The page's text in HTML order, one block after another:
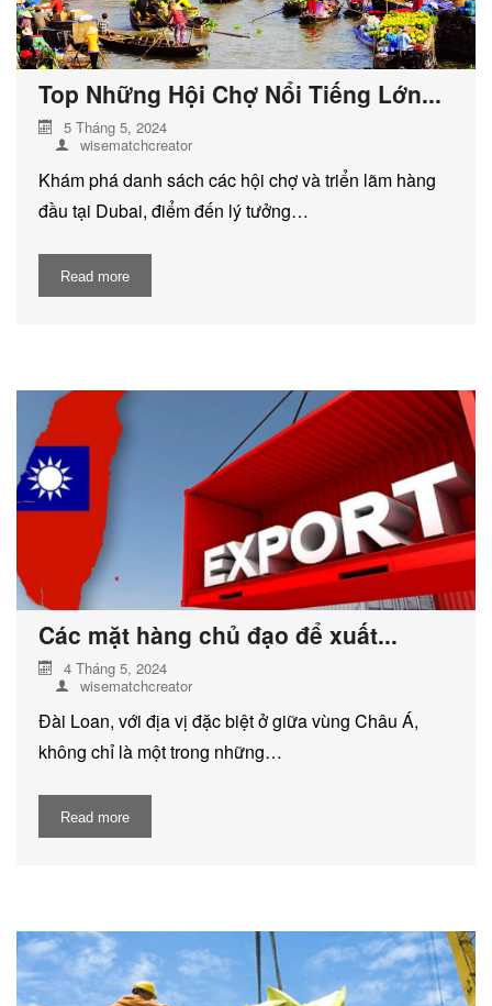
Top Những Hội Chợ Nổi Tiếng Lớn...
5 Tháng 5, 2024
wisematchcreator
Khám phá danh sách các hội chợ và triển lãm hàng
đầu tại Dubai, điểm đến lý tưởng…
Read more
Các mặt hàng chủ đạo để xuất...
4 Tháng 5, 2024
wisematchcreator
Đài Loan, với địa vị đặc biệt ở giữa vùng Châu Á,
không chỉ là một trong những…
Read more